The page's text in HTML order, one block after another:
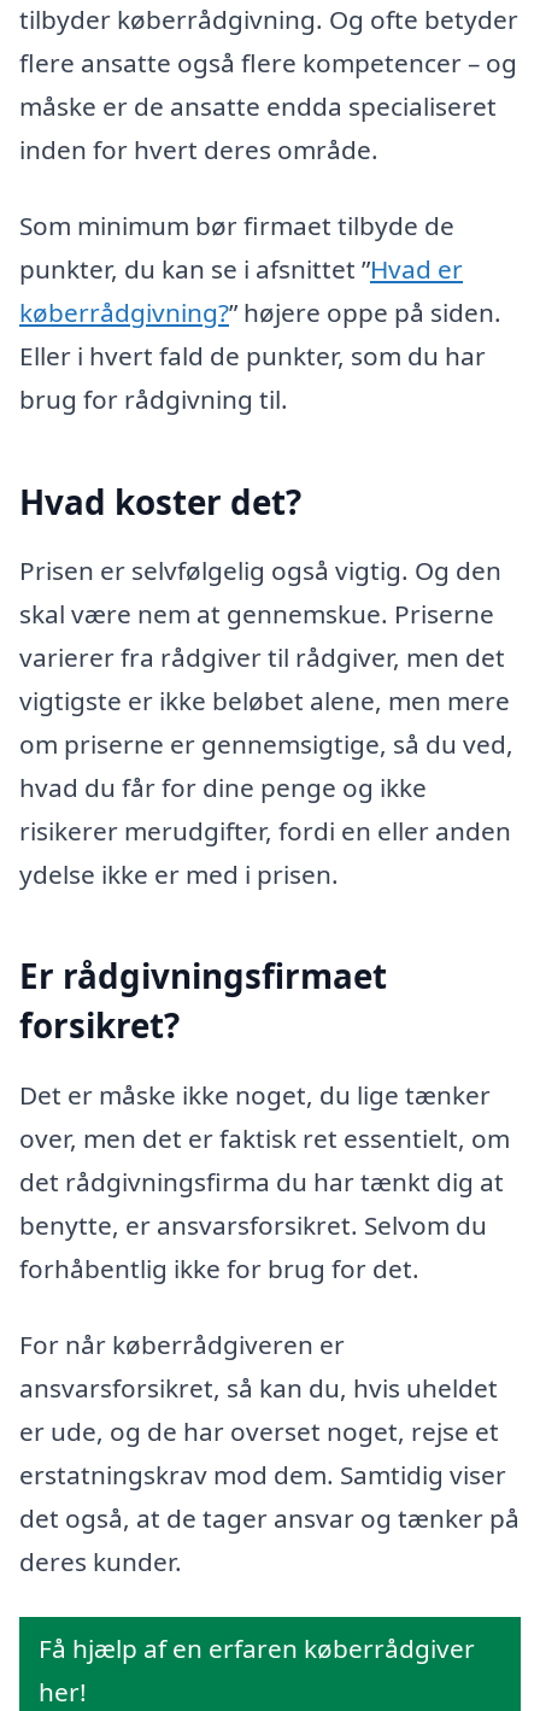
tilbyder køberrådgivning. Og ofte betyder
flere ansatte også flere kompetencer – og
måske er de ansatte endda specialiseret
inden for hvert deres område.
Som minimum bør firmaet tilbyde de
punkter, du kan se i afsnittet ”Hvad er
køberrådgivning?” højere oppe på siden.
Eller i hvert fald de punkter, som du har
brug for rådgivning til.
Hvad koster det?
Prisen er selvfølgelig også vigtig. Og den
skal være nem at gennemskue. Priserne
varierer fra rådgiver til rådgiver, men det
vigtigste er ikke beløbet alene, men mere
om priserne er gennemsigtige, så du ved,
hvad du får for dine penge og ikke
risikerer merudgifter, fordi en eller anden
ydelse ikke er med i prisen.
Er rådgivningsfirmaet
forsikret?
Det er måske ikke noget, du lige tænker
over, men det er faktisk ret essentielt, om
det rådgivningsfirma du har tænkt dig at
benytte, er ansvarsforsikret. Selvom du
forhåbentlig ikke for brug for det.
For når køberrådgiveren er
ansvarsforsikret, så kan du, hvis uheldet
er ude, og de har overset noget, rejse et
erstatningskrav mod dem. Samtidig viser
det også, at de tager ansvar og tænker på
deres kunder.
Få hjælp af en erfaren køberrådgiver
her!